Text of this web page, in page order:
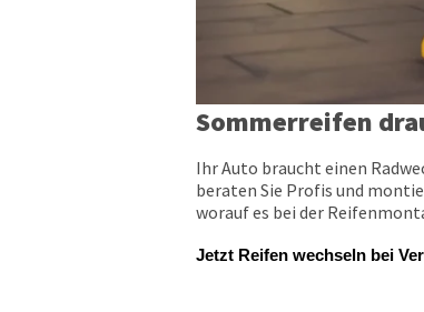
Sommerreifen
Ihr Auto braucht einen
beraten Sie Profis und
worauf es bei der
Jetzt Reifen wechseln bei